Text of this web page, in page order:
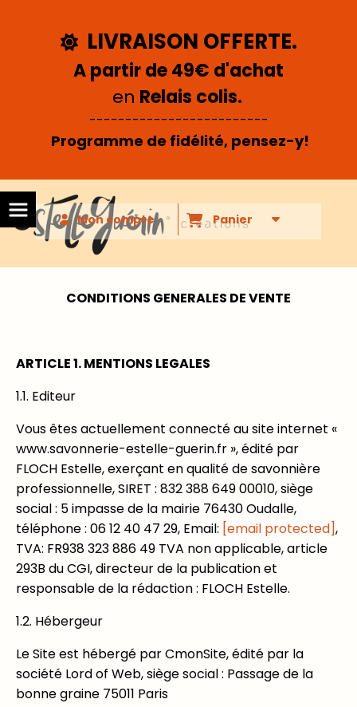
 LIVRAISON OFFERTE.
A partir de 49€ d'achat
en Relais colis.
-------------------------
Programme de fidélité, pensez-y!
Mon compte Panier
CONDITIONS GENERALES DE VENTE
ARTICLE 1. MENTIONS LEGALES
1.1. Editeur
Vous êtes actuellement connecté au site internet «
www.savonnerie-estelle-guerin.fr », édité par
FLOCH Estelle, exerçant en qualité de savonnière
professionnelle, SIRET : 832 388 649 00010, siège
social : 5 impasse de la mairie 76430 Oudalle,
téléphone : 06 12 40 47 29, Email: [email protected],
TVA: FR938 323 886 49 TVA non applicable, article
293B du CGI, directeur de la publication et
responsable de la rédaction : FLOCH Estelle.
1.2. Hébergeur
Le Site est hébergé par CmonSite, édité par la
société Lord of Web, siège social : Passage de la
bonne graine 75011 Paris